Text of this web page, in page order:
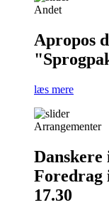
Andet
Apropos
læs mere
Arrangementer
Danskere
Foredrag
17.30